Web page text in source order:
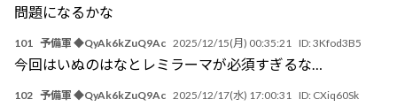
問題になるかな
101 予備軍 ◆QyAk6kZuQ9Ac 2025/12/15(月) 00:35:21 ID:3Kfod3B5
今回はいぬのはなとレミラーマが必須すぎるな…
102 予備軍 ◆QyAk6kZuQ9Ac 2025/12/17(水) 17:00:31 ID: CXiq60Sk